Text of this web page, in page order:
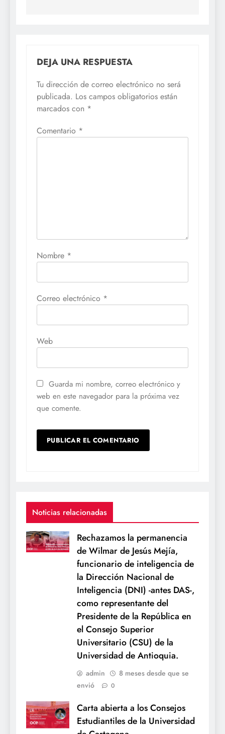
DEJA UNA RESPUESTA
Tu dirección de correo electrónico no será
publicada. Los campos obligatorios están
marcados con *
Comentario *
Nombre *
Correo electrónico *
Web
Guarda mi nombre, correo electrónico y
web en este navegador para la próxima vez
que comente.
Noticias relacionadas
Rechazamos la permanencia
de Wilmar de Jesús Mejía,
funcionario de inteligencia de
la Dirección Nacional de
Inteligencia (DNI) -antes DAS-,
como representante del
Presidente de la República en
el Consejo Superior
Universitario (CSU) de la
Universidad de Antioquia.
admin
8 meses desde que se
envió
0
Carta abierta a los Consejos
Estudiantiles de la Universidad